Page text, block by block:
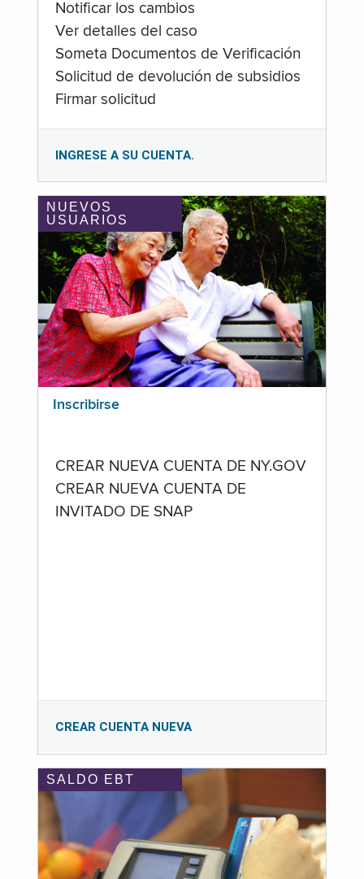
Notificar los cambios
Ver detalles del caso
Someta Documentos de Verificación
Solicitud de devolución de subsidios
Firmar solicitud
INGRESE A SU CUENTA.
NUEVOS
USUARIOS
Inscribirse
CREAR NUEVA CUENTA DE NY.GOV
CREAR NUEVA CUENTA DE
INVITADO DE SNAP
CREAR CUENTA NUEVA
SALDO EBT